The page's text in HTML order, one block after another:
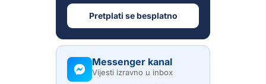
Pretplati se besplatno
Messenger kanal
Vijesti izravno u inbox